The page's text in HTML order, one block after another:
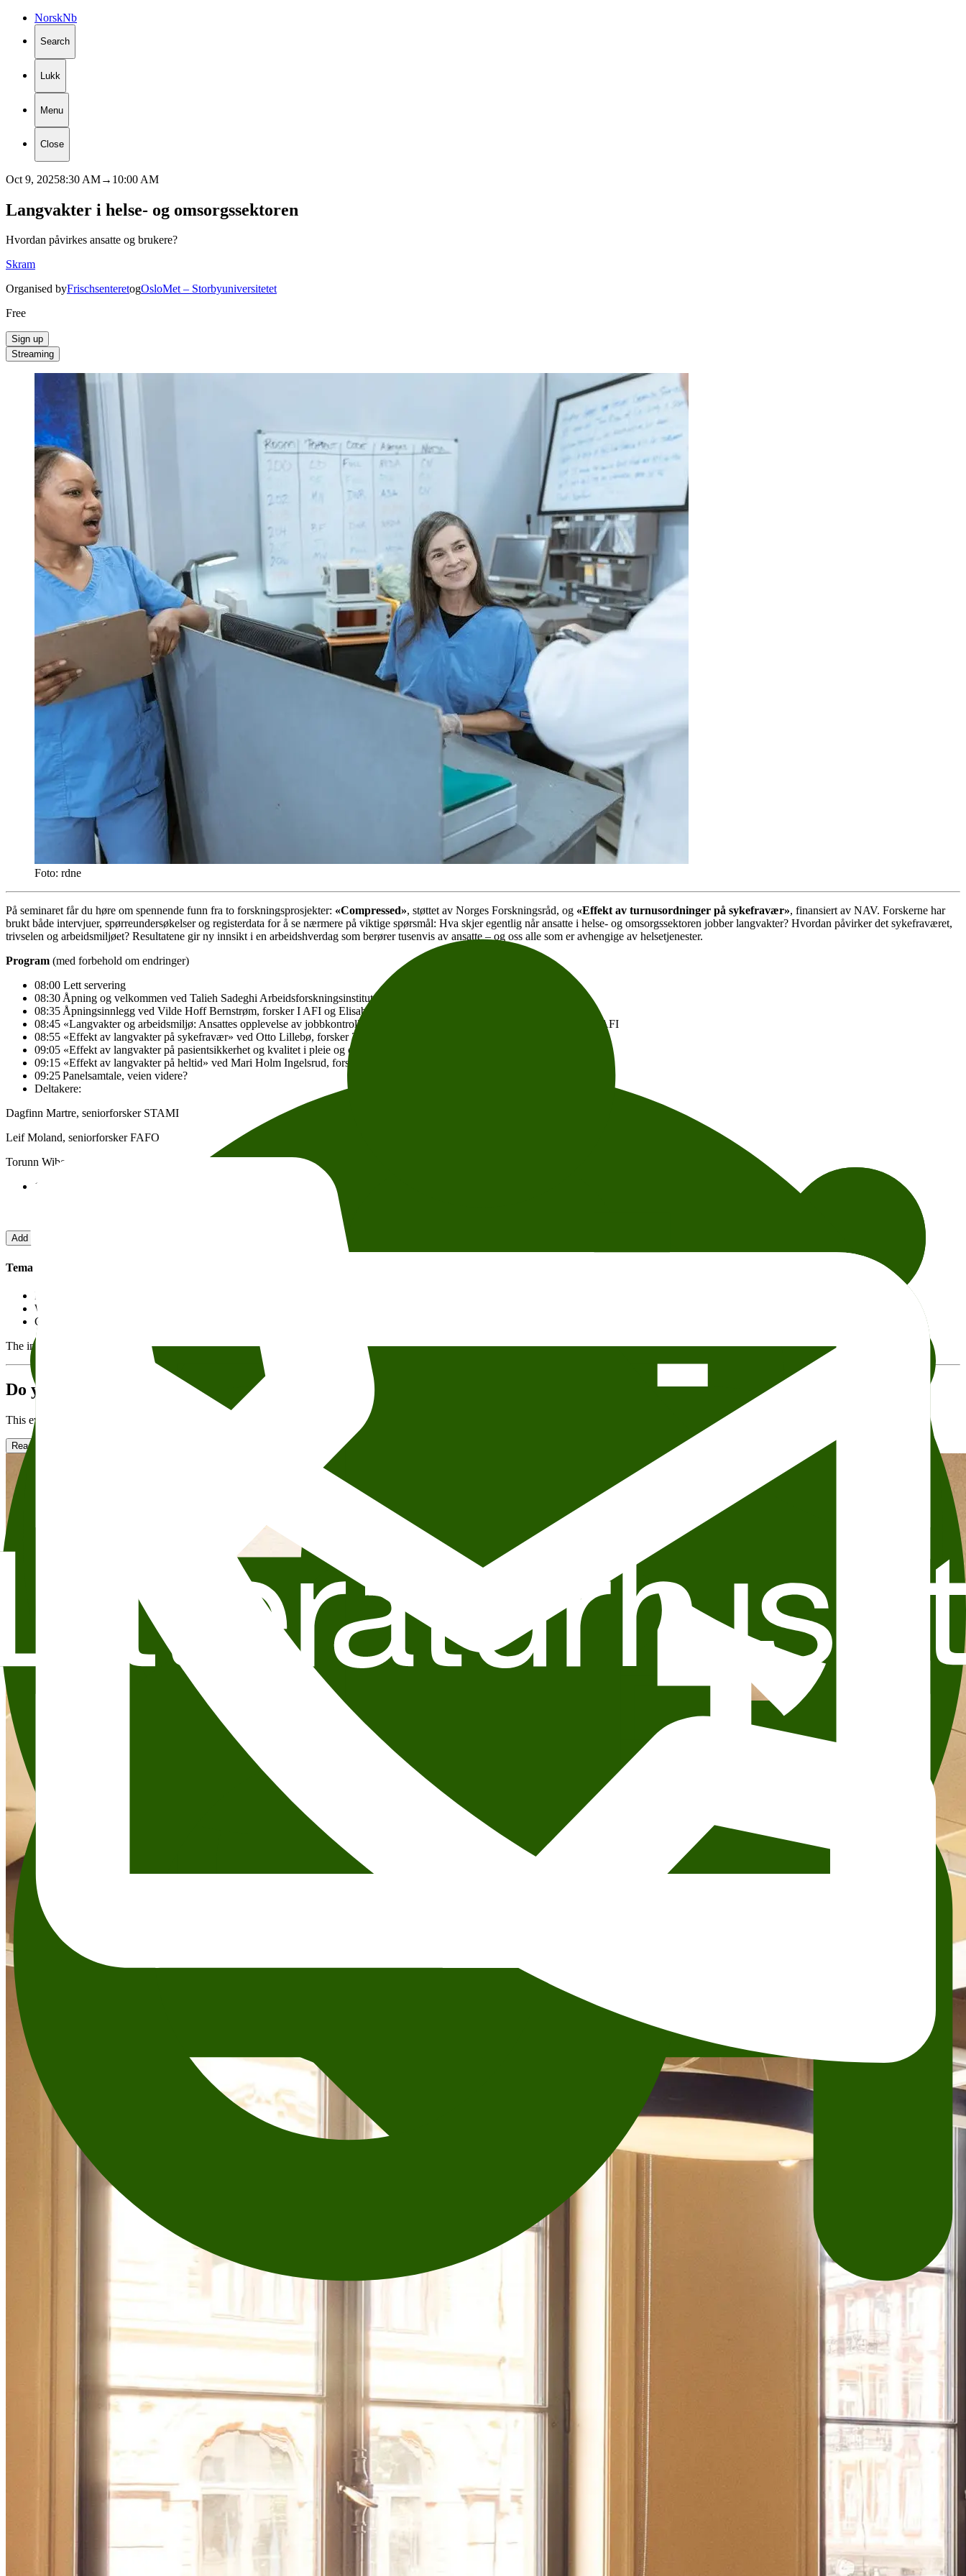
NorskNb
Search
Lukk
Menu
Close
Oct 9, 20258:30 AM→ 10:00 AM
Langvakter i helse- og omsorgssektoren
Hvordan påvirkes ansatte og brukere?
Skram
Organised byFrischsenteretogOsloMet – Storbyuniversitetet
Free
Sign up
Streaming
Foto: rdne
På seminaret får du høre om spennende funn fra to forskningsprosjekter: «Compressed», støttet av Norges Forskningsråd, og «Effekt av turnusordninger på sykefravær», finansiert av NAV. Forskerne har
brukt både intervjuer, spørreundersøkelser og registerdata for å se nærmere på viktige spørsmål: Hva skjer egentlig når ansatte i helse- og omsorgssektoren jobber langvakter? Hvordan påvirker det sykefraværet,
trivselen og arbeidsmiljøet? Resultatene gir ny innsikt i en arbeidshverdag som berører tusenvis av ansatte – og oss alle som er avhengige av helsetjenester.
Program (med forbehold om endringer)
08:00 Lett servering
08:30 Åpning og velkommen ved Talieh Sadeghi Arbeidsforskningsinstituttet ved OsloMet (AFI)
08:35 Åpningsinnlegg ved Vilde Hoff Bernstrøm, forsker I AFI og Elisabeth Fevang, seniorforsker ved Frischsenteret
08:45 «Langvakter og arbeidsmiljø: Ansattes opplevelse av jobbkontroll og arbeidstempo ved Andreas Lillebråten, stipendiat AFI
08:55 «Effekt av langvakter på sykefravær» ved Otto Lillebø, forsker 2 NIFU
09:05 «Effekt av langvakter på pasientsikkerhet og kvalitet i pleie og omsorg» ved Vilde Hoff Bernstrøm, forsker I AFI
09:15 «Effekt av langvakter på heltid» ved Mari Holm Ingelsrud, forsker II AFI
09:25 Panelsamtale, veien videre?
Deltakere:
Dagfinn Martre, seniorforsker STAMI
Leif Moland, seniorforsker FAFO
Torunn Wibe, spesialkonsulent USHT Oslo
10:00 Vel hjem
Add to calendar
Tema:
Health, body and mind
Worklife and Leadership
Can be watched online
The individual organizer is responsible for the event and text, obtaining photo permission, and photo credit. For questions about content, participants, or other details, please contact the organizer directly.
Do you want to rent Skram?
This event will take place in Skram. Skram er den nest største salen på Litteraturhuset, lokalisert i andre etasje.
Read more about renting